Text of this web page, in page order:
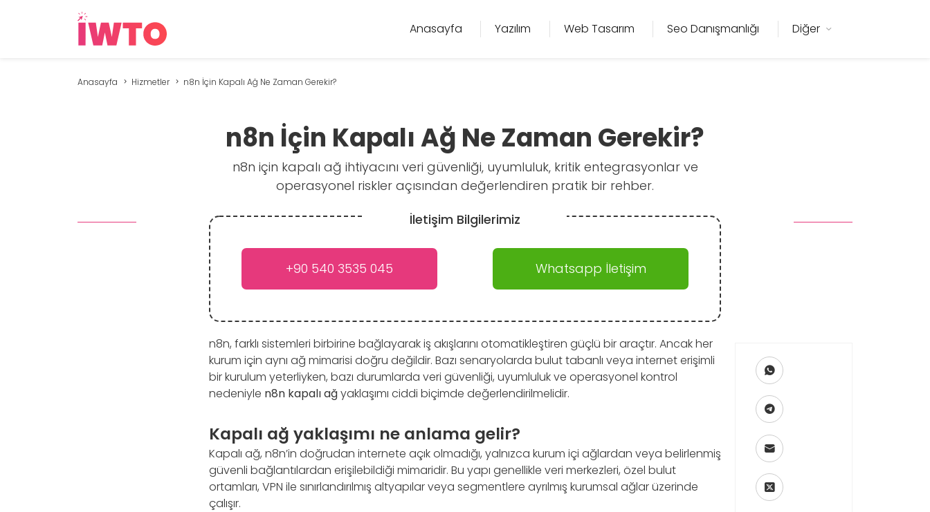
Anasayfa Yazılım Web Tasarım Seo Danışmanlığı Diğer
Anasayfa Hizmetler n8n İçin Kapalı Ağ Ne Zaman Gerekir?
n8n İçin Kapalı Ağ Ne Zaman Gerekir?
n8n için kapalı ağ ihtiyacını veri güvenliği, uyumluluk, kritik entegrasyonlar ve
operasyonel riskler açısından değerlendiren pratik bir rehber.
İletişim Bilgilerimiz
+90 540 3535 045 Whatsapp İletişim
n8n, farklı sistemleri birbirine bağlayarak iş akışlarını otomatikleştiren güçlü bir araçtır. Ancak her
kurum için aynı ağ mimarisi doğru değildir. Bazı senaryolarda bulut tabanlı veya internet erişimli
bir kurulum yeterliyken, bazı durumlarda veri güvenliği, uyumluluk ve operasyonel kontrol
nedeniyle n8n kapalı ağyaklaşımı ciddi biçimde değerlendirilmelidir.
Kapalı ağ yaklaşımı ne anlama gelir?
Kapalı ağ, n8n’in doğrudan internete açık olmadığı, yalnızca kurum içi ağlardan veya belirlenmiş
güvenli bağlantılardan erişilebildiği mimaridir. Bu yapı genellikle veri merkezleri, özel bulut
ortamları, VPN ile sınırlandırılmış altyapılar veya segmentlere ayrılmış kurumsal ağlar üzerinde
çalışır.